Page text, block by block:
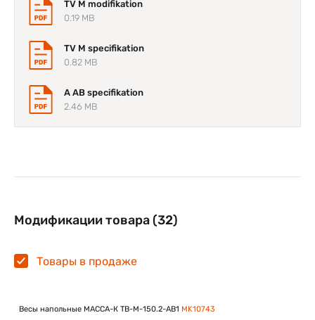
TV M modifikation
0.19 MB
TV M specifikation
0.82 MB
A AB specifikation
2.46 MB
Модификации товара (32)
Товары в продаже
Весы напольные МАССА-К TB-M-150.2-АB1 MK10743